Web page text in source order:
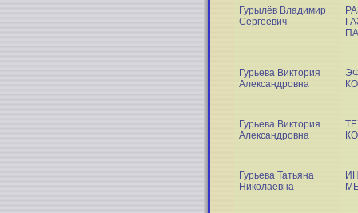
Гурылёв Владимир
Сергеевич
Гурьева Виктория
Александровна
Гурьева Виктория
Александровна
Гурьева Татьяна
Николаевна